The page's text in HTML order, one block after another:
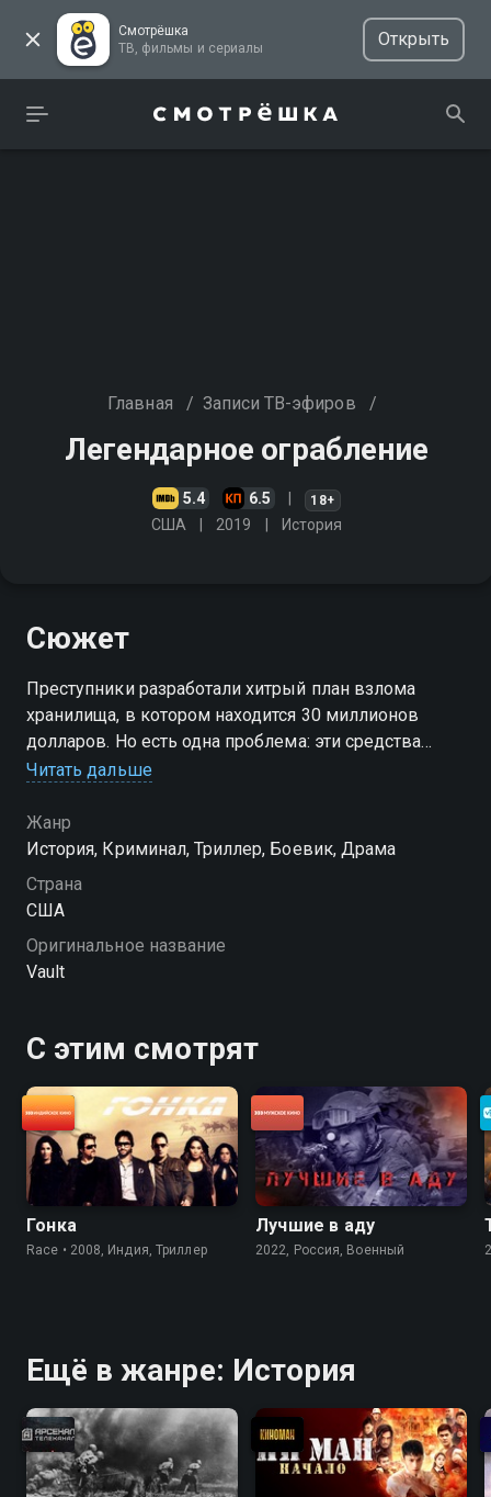
Смотрёшка
ТВ, фильмы и сериалы
Открыть
Главная / Записи ТВ-эфиров /
Легендарное ограбление
5.4 6.5 18+
США 2019 История
Сюжет
Преступники разработали хитрый план взлома
хранилища, в котором находится 30 миллионов
долларов. Но есть одна проблема: эти средства
принадлежат местной мафии в штате Род-Айленд
Читать дальше
Жанр
История, Криминал, Триллер, Боевик, Драма
Страна
США
Оригинальное название
Vault
С этим смотрят
Гонка
Race • 2008, Индия, Триллер
Лучшие в аду
2022, Россия, Военный
Ещё в жанре: История